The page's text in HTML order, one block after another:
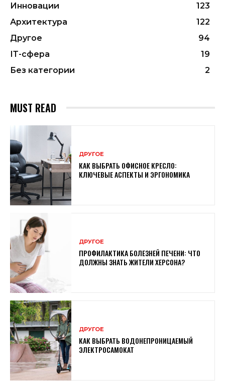
Инновации
123
Архитектура
122
Другое
94
ІТ-сфера
19
Без категории
2
MUST READ
ДРУГОЕ
КАК ВЫБРАТЬ ОФИСНОЕ КРЕСЛО:
КЛЮЧЕВЫЕ АСПЕКТЫ И ЭРГОНОМИКА
ДРУГОЕ
ПРОФИЛАКТИКА БОЛЕЗНЕЙ ПЕЧЕНИ: ЧТО
ДОЛЖНЫ ЗНАТЬ ЖИТЕЛИ ХЕРСОНА?
ДРУГОЕ
КАК ВЫБРАТЬ ВОДОНЕПРОНИЦАЕМЫЙ
ЭЛЕКТРОСАМОКАТ